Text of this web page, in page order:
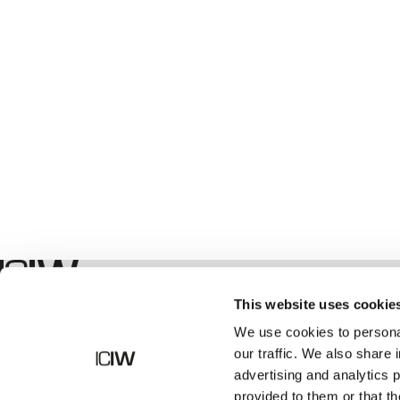
This website uses
We use cookies to
our traffic. We also share
advertising and analytics
provided to them or that